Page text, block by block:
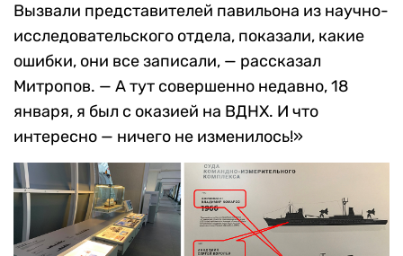
Вызвали представителей павильона из научно-
исследовательского отдела, показали, какие
ошибки, они все записали, — рассказал
Митропов. — А тут совершенно недавно, 18
января, я был с оказией на ВДНХ. И что
интересно — ничего не изменилось!»